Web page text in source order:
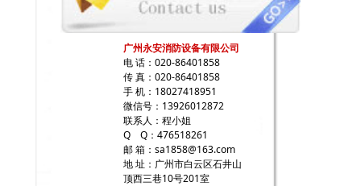
广州永安消防设备有限公司
电 话：020-86401858
传 真：020-86401858
手 机：18027418951
微信号：13926012872
联系人：程小姐
Q Q：476518261
邮 箱：sa1858@163.com
地 址：广州市白云区石井山
顶西三巷10号201室